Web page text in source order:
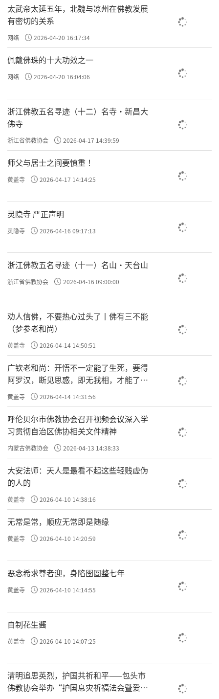
太武帝太延五年，北魏与凉州在佛教发展
有密切的关系
网络 2026-04-20 16:17:34
佩戴佛珠的十大功效之一
网络 2026-04-20 16:04:06
浙江佛教五名寻迹（十二）名寺·新昌大
佛寺
浙江省佛教协会 2026-04-17 14:39:59
师父与居士之间要慎重 ！
黄盖寺 2026-04-17 14:14:25
灵隐寺 严正声明
灵隐寺 2026-04-16 09:17:13
浙江佛教五名寻迹（十一）名山·天台山
浙江省佛教协会 2026-04-16 09:00:00
劝人信佛，不要热心过头了丨佛有三不能
（梦参老和尚）
黄盖寺 2026-04-14 14:50:51
广钦老和尚：开悟不一定能了生死，要得
阿罗汉，断见思惑，即无我相，才能了生
死
黄盖寺 2026-04-14 14:31:56
呼伦贝尔市佛教协会召开视频会议深入学
习贯彻自治区佛协相关文件精神
内蒙古佛教协会 2026-04-13 14:38:33
大安法师：天人是最看不起这些轻贱虚伪
的人的
黄盖寺 2026-04-10 14:38:16
无常是常，顺应无常即是随缘
黄盖寺 2026-04-10 14:20:59
恶念希求尊者迎，身陷囹圄整七年
黄盖寺 2026-04-10 14:14:55
自制花生酱
黄盖寺 2026-04-10 14:07:25
清明追思英烈，护国共祈和平——包头市
佛教协会举办“护国息灾祈福法会暨爱国